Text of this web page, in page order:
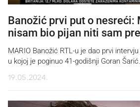
Banožić prvi put o nesreći:
nisam bio pijan niti sam
MARIO Banožić RTL-u je dao prvi
u kojoj je poginuo 41-godišnji Goran Šarić.
19.05.2024.